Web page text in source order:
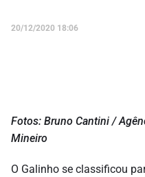
20/12/2020 18:06
Fotos: Bruno Cantini /
Mineiro
O Galinho se classificou